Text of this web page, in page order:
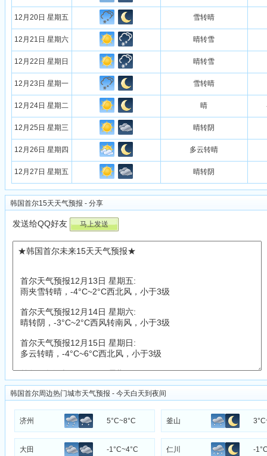
12月20日 星期五 雪转晴
12月21日 星期六 晴转雪
12月22日 星期日 晴转雪
12月23日 星期一 雪转晴
12月24日 星期二 晴
12月25日 星期三 晴转阴
12月26日 星期四 多云转晴
12月27日 星期五 晴转阴
韩国首尔15天天气预报 - 分享
发送给QQ好友
韩国首尔周边热门城市天气预报 - 今天白天到夜间
济州 5°C~8°C 釜山
大田 -1°C~4°C 仁川 -